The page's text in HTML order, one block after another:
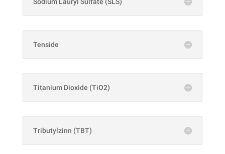
Tenside
Titanium Dioxide (TiO2)
Tributylzinn (TBT)